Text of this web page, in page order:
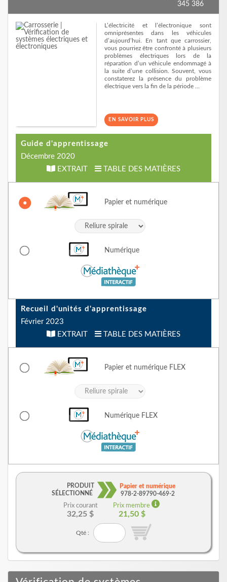
345 386
L’électricité et l’électronique sont
omniprésentes dans les véhicules
d’aujourd’hui. En tant que carrossier,
vous pourriez être confronté à plusieurs
problèmes électriques lors de la
réparation d’un véhicule endommagé à
la suite d’une collision. Souvent, vous
constaterez la présence du problème
électrique vers la fin de la période ...
EN SAVOIR PLUS
Guide d'apprentissage
Décembre 2020
EXTRAIT
TABLE DES MATIÈRES
Papier et numérique
Numérique
Recueil d'unités d'apprentissage
Février 2023
EXTRAIT
TABLE DES MATIÈRES
Papier et numérique FLEX
Numérique FLEX
PRODUIT
SÉLECTIONNÉ
Papier et numérique
978-2-89790-469-2
Prix courant
32,25 $
Prix membre
21,50 $
Qté :